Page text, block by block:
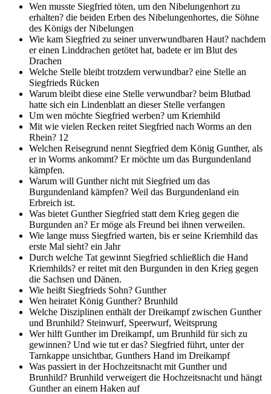
Wen musste Siegfried töten, um den Nibelungenhort zu
erhalten? die beiden Erben des Nibelungenhortes, die Söhne
des Königs der Nibelungen
Wie kam Siegfried zu seiner unverwundbaren Haut? nachdem
er einen Linddrachen getötet hat, badete er im Blut des
Drachen
Welche Stelle bleibt trotzdem verwundbar? eine Stelle an
Siegfrieds Rücken
Warum bleibt diese eine Stelle verwundbar? beim Blutbad
hatte sich ein Lindenblatt an dieser Stelle verfangen
Um wen möchte Siegfried werben? um Kriemhild
Mit wie vielen Recken reitet Siegfried nach Worms an den
Rhein? 12
Welchen Reisegrund nennt Siegfried dem König Gunther, als
er in Worms ankommt? Er möchte um das Burgundenland
kämpfen.
Warum will Gunther nicht mit Siegfried um das
Burgundenland kämpfen? Weil das Burgundenland ein
Erbreich ist.
Was bietet Gunther Siegfried statt dem Krieg gegen die
Burgunden an? Er möge als Freund bei ihnen verweilen.
Wie lange muss Siegfried warten, bis er seine Kriemhild das
erste Mal sieht? ein Jahr
Durch welche Tat gewinnt Siegfried schließlich die Hand
Kriemhilds? er reitet mit den Burgunden in den Krieg gegen
die Sachsen und Dänen.
Wie heißt Siegfrieds Sohn? Gunther
Wen heiratet König Gunther? Brunhild
Welche Disziplinen enthält der Dreikampf zwischen Gunther
und Brunhild? Steinwurf, Speerwurf, Weitsprung
Wer hilft Gunther im Dreikampf, um Brunhild für sich zu
gewinnen? Und wie tut er das? Siegfried führt, unter der
Tarnkappe unsichtbar, Gunthers Hand im Dreikampf
Was passiert in der Hochzeitsnacht mit Gunther und
Brunhild? Brunhild verweigert die Hochzeitsnacht und hängt
Gunther an einem Haken auf